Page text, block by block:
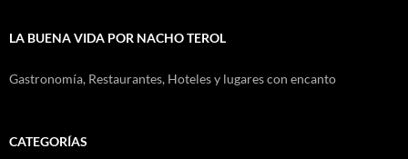
LA BUENA VIDA POR NACHO TEROL
Gastronomía, Restaurantes, Hoteles y lugares con encanto
CATEGORÍAS